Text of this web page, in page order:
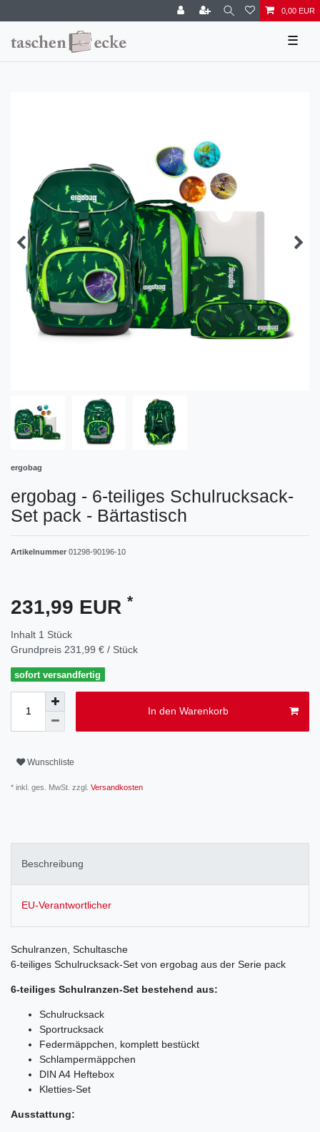
0,00 EUR
☰
ergobag
ergobag - 6-teiliges Schulrucksack-
Set pack - Bärtastisch
Artikelnummer 01298-90196-10
231,99 EUR *
Inhalt 1 Stück
Grundpreis 231,99 € / Stück
sofort versandfertig
In den Warenkorb
Wunschliste
* inkl. ges. MwSt. zzgl. Versandkosten
Beschreibung
EU-Verantwortlicher
Schulranzen, Schultasche
6-teiliges Schulrucksack-Set von ergobag aus der Serie pack
6-teiliges Schulranzen-Set bestehend aus:
Schulrucksack
Sportrucksack
Federmäppchen, komplett bestückt
Schlampermäppchen
DIN A4 Heftebox
Kletties-Set
Ausstattung: